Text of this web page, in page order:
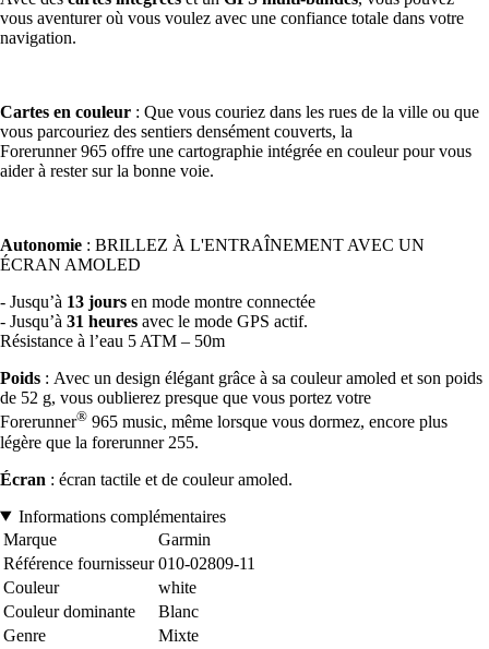
vous aventurer où vous voulez avec une confiance totale dans votre
navigation.
Cartes en couleur : Que vous couriez dans les rues de la ville ou que
vous parcouriez des sentiers densément couverts, la
Forerunner 965 offre une cartographie intégrée en couleur pour vous
aider à rester sur la bonne voie.
Autonomie : BRILLEZ À L'ENTRAÎNEMENT AVEC UN
ÉCRAN AMOLED
- Jusqu’à 13 jours en mode montre connectée
- Jusqu’à 31 heures avec le mode GPS actif.
Résistance à l’eau 5 ATM – 50m
Poids : Avec un design élégant grâce à sa couleur amoled et son poids
de 52 g, vous oublierez presque que vous portez votre
Forerunner® 965 music, même lorsque vous dormez, encore plus
légère que la forerunner 255.
Écran : écran tactile et de couleur amoled.
Informations complémentaires
Marque
Garmin
Référence fournisseur 010-02809-11
Couleur
white
Couleur dominante
Blanc
Genre
Mixte